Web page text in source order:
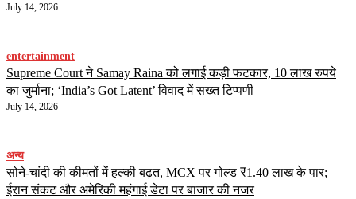
July 14, 2026
entertainment
Supreme Court ने Samay Raina को लगाई कड़ी फटकार, 10 लाख रुपये
का जुर्माना; ‘India’s Got Latent’ विवाद में सख्त टिप्पणी
July 14, 2026
अन्य
सोने-चांदी की कीमतों में हल्की बढ़त, MCX पर गोल्ड ₹1.40 लाख के पार;
ईरान संकट और अमेरिकी महंगाई डेटा पर बाजार की नजर